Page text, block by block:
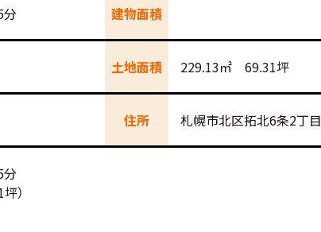
分 建物面積
土地面積 229.13㎡ 69.31坪
住所 札幌市北区拓北6条2丁目
分
）